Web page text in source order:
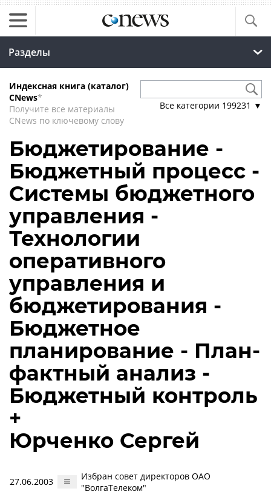
Разделы
Индексная книга (каталог)
CNews*
Получите все материалы
CNews по ключевому слову
Все категории 199231 ▼
Бюджетирование -
Бюджетный процесс -
Системы бюджетного
управления -
Технологии
оперативного
управления и
бюджетирования -
Бюджетное
планирование - План-
фактный анализ -
Бюджетный контроль
+
Юрченко Сергей
27.06.2003
Избран совет директоров ОАО
"ВолгаТелеком"